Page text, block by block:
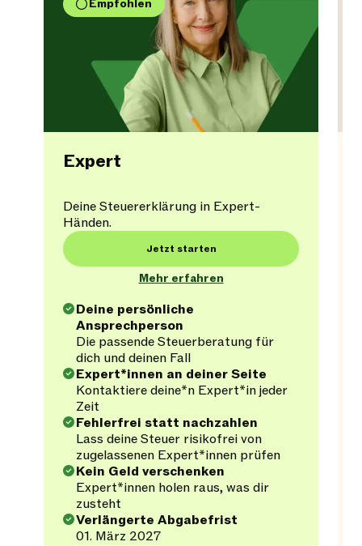
Empfohlen
Expert
Deine Steuererklärung in Expert-
Händen.
Jetzt starten
Mehr erfahren
Deine persönliche
Ansprechperson
Die passende Steuerberatung für
dich und deinen Fall
Expert*innen an deiner Seite
Kontaktiere deine*n Expert*in jeder
Zeit
Fehlerfrei statt nachzahlen
Lass deine Steuer risikofrei von
zugelassenen Expert*innen prüfen
Kein Geld verschenken
Expert*innen holen raus, was dir
zusteht
Verlängerte Abgabefrist
01. März 2027